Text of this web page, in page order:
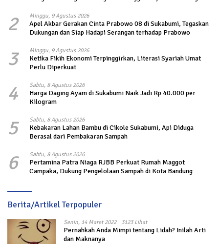
2 Minggu, 9 Agustus 2026
Apel Akbar Gerakan Cinta Prabowo 08 di Sukabumi, Tegaskan
Dukungan dan Siap Hadapi Serangan terhadap Prabowo
3 Minggu, 9 Agustus 2026
Ketika Fikih Ekonomi Terpinggirkan, Literasi Syariah Umat
Perlu Diperkuat
4 Sabtu, 8 Agustus 2026
Harga Daging Ayam di Sukabumi Naik Jadi Rp 40.000 per
Kilogram
5 Sabtu, 8 Agustus 2026
Kebakaran Lahan Bambu di Cikole Sukabumi, Api Diduga
Berasal dari Pembakaran Sampah
6 Sabtu, 8 Agustus 2026
Pertamina Patra Niaga RJBB Perkuat Rumah Maggot
Campaka, Dukung Pengelolaan Sampah di Kota Bandung
Berita/Artikel Terpopuler
Senin, 14 Maret 2022 3123 Lihat
Pernahkah Anda Mimpi tentang Lidah? Inilah Arti
dan Maknanya